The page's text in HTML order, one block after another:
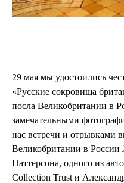
29 мая мы удостоились
«Русские сокровища
посла Великобритании в
замечательными
нас встречи и отрывками
Великобритании в России
Паттерсона, одного из
Collection Trust и